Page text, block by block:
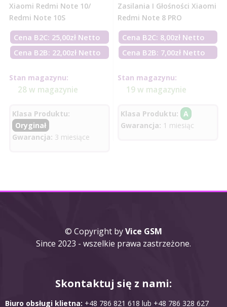
Xiaomi Redmi Note 10/
Redmi Note 10S
Cena B2C: 25,00zł Netto
Cena B2B: 22,00zł Netto
Stan magazynu:
28 w magazynie
Klasa Produktu:
Oryginał
Gwarancja: 3 miesiące
Zasilania I Głośności Xiaomi
Redmi Note 8 PRO
Cena B2C: 8,00zł Netto
Cena B2B: 7,00zł Netto
Stan magazynu:
19 w magazynie
Klasa Produktu: A
Gwarancja: 1 miesiąc
© Copyright byVice GSM
Since 2023 - wszelkie prawa zastrzeżone.
Skontaktuj się z nami:
Biuro obsługi klietna: +48 786 821 618 lub +48 786 328 627